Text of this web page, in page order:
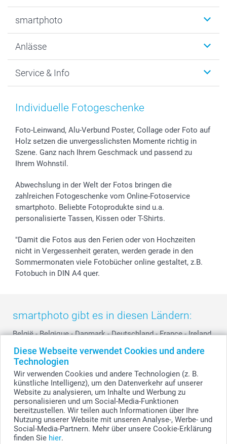
Diese Webseite verwendet Cookies und andere
Technologien
Wir verwenden Cookies und andere Technologien (z. B.
künstliche Intelligenz), um den Datenverkehr auf unserer
Website zu analysieren, um Inhalte und Werbung zu
personalisieren und um Social-Media-Funktionen
bereitzustellen. Wir teilen auch Informationen über Ihre
Nutzung unserer Website mit unseren Analyse-, Werbe- und
Social-Media-Partnern. Mehr über unsere Cookie-Erklärung
finden Sie hier.
Fotogeschenke
MyNameBook
Fotoabzüge, Fotos als Buch & Poster
Zubehör & Material
Sticker & Etiketten
Geschenk-Gutscheine (PDF)
smartphoto
Warum smartphoto
Datenschutz
AGB
Presse
Partnerprogramme
Investor Relations
Widerrufsrecht
Anlässe
Neujahr
Muttertag
Kommunion & Konfirmation
Hochzeit
Geburtstag
Zu allen Anlässen
Service & Info
Anmelden /Registrieren
Lieferfristen
72h Lieferung
Zahlungsmöglichkeiten
Status der Bestellung
smartfriends
smartgarantie
smartbonus
Individuelle Fotogeschenke
Foto-Leinwand, Alu-Verbund Poster, Collage oder Foto auf
Holz setzen die unvergesslichsten Momente richtig in
Szene. Ganz nach Ihrem Geschmack und passend zu
Ihrem Wohnstil.
Abwechslung in der Welt der Fotos bringen die
zahlreichen Fotogeschenke vom Online-Fotoservice
smartphoto. Beliebte Fotoprodukte sind u.a.
personalisierte Tassen, Kissen oder T-Shirts.
"Damit die Fotos aus den Ferien oder von Hochzeiten
nicht in Vergessenheit geraten, werden gerade in den
Sommermonaten viele Fotobücher online gestaltet, z.B.
Fotobuch in DIN A4 quer.
smartphoto gibt es in diesen Ländern:
België - Belgique - Danmark - Deutschland - France - Ireland
- Nederland - Norge - Österreich - Schweiz Suisse -
Switzerland - Suomi
Other Countries
Alle Preise verstehen sich in EURO (€) inkl. MwSt. und zzgl. Versandkosten.